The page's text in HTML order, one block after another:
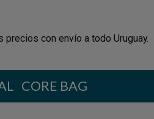
con envío a todo Uruguay.
CORE BAG